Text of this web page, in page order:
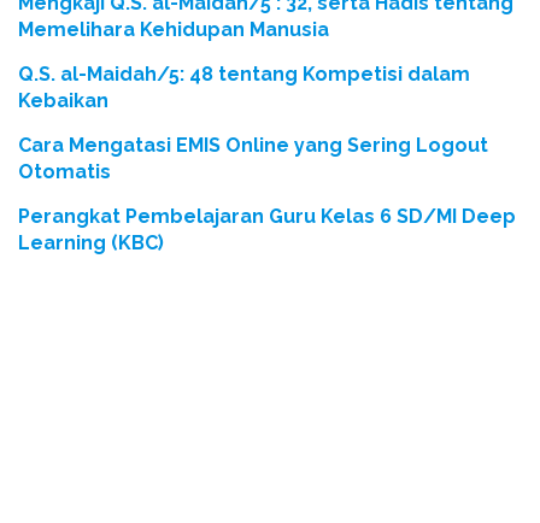
Memelihara Kehidupan Manusia
Q.S. al-Maidah/5: 48 tentang Kompetisi dalam
Kebaikan
Cara Mengatasi EMIS Online yang Sering Logout
Otomatis
Perangkat Pembelajaran Guru Kelas 6 SD/MI Deep
Learning (KBC)